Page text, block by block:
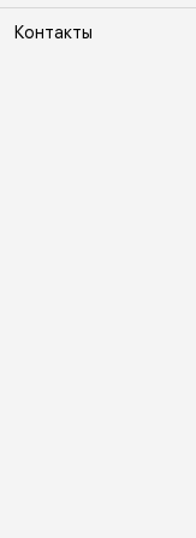
Контакты